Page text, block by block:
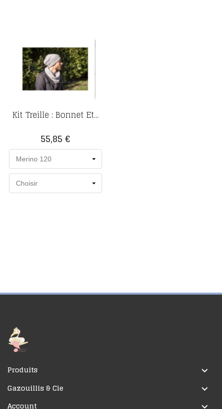
Kit Treille : Bonnet Et...
Prix
55,85 €
Produits 
Gazouillis & Cie 
Account